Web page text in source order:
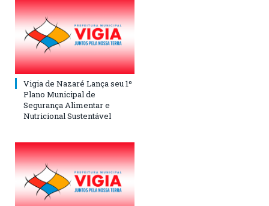
Vigia de Nazaré Lança seu 1º
Plano Municipal de
Segurança Alimentar e
Nutricional Sustentável